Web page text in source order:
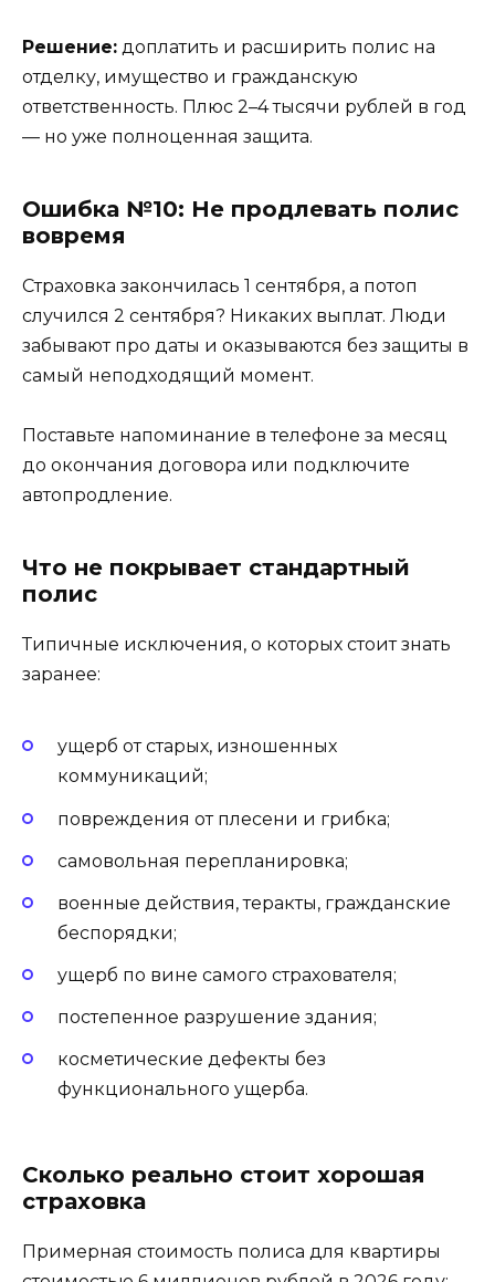
Решение: доплатить и расширить полис на
отделку, имущество и гражданскую
ответственность. Плюс 2–4 тысячи рублей в год
— но уже полноценная защита.
Ошибка №10: Не продлевать полис
вовремя
Страховка закончилась 1 сентября, а потоп
случился 2 сентября? Никаких выплат. Люди
забывают про даты и оказываются без защиты в
самый неподходящий момент.
Поставьте напоминание в телефоне за месяц
до окончания договора или подключите
автопродление.
Что не покрывает стандартный
полис
Типичные исключения, о которых стоит знать
заранее:
ущерб от старых, изношенных
коммуникаций;
повреждения от плесени и грибка;
самовольная перепланировка;
военные действия, теракты, гражданские
беспорядки;
ущерб по вине самого страхователя;
постепенное разрушение здания;
косметические дефекты без
функционального ущерба.
Сколько реально стоит хорошая
страховка
Примерная стоимость полиса для квартиры